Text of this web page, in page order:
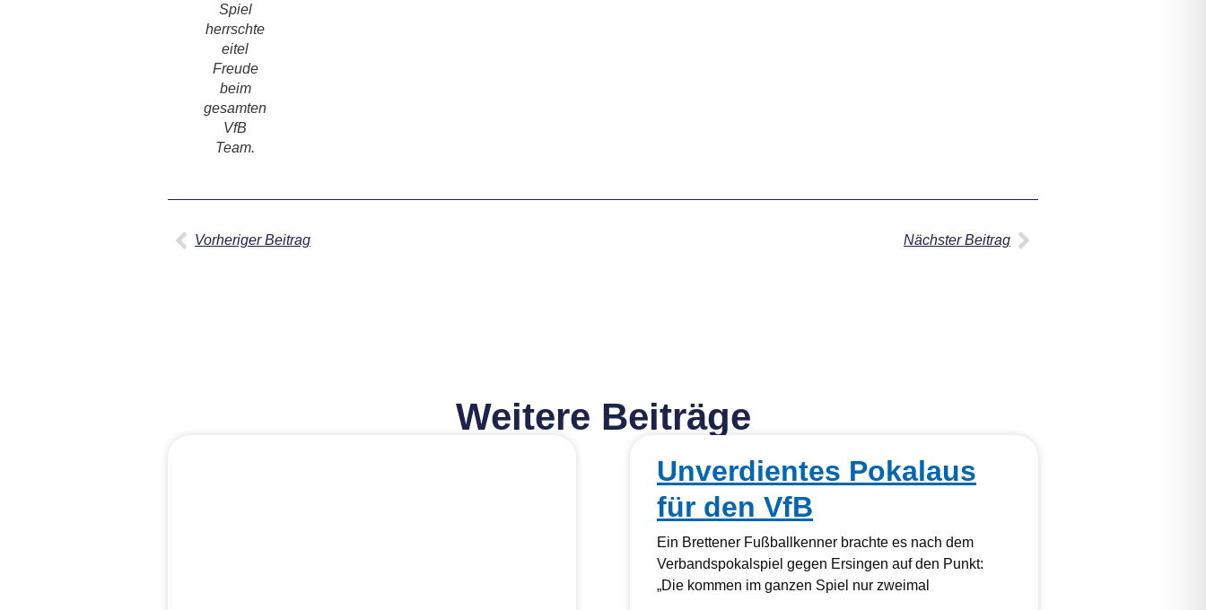
Spiel
herrschte
eitel
Freude
beim
gesamten
VfB
Team.
Vorheriger Beitrag Nächster Beitrag
Weitere Beiträge
Unverdientes Pokalaus
für den VfB
Ein Brettener Fußballkenner brachte es nach dem
Verbandspokalspiel gegen Ersingen auf den Punkt:
„Die kommen im ganzen Spiel nur zweimal